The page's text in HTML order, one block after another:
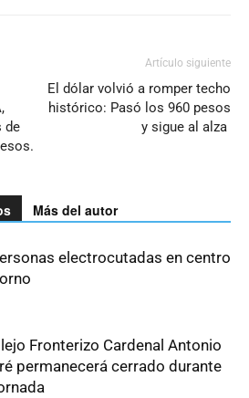
de
Artículo siguiente
El dólar volvió a romper techo
histórico: Pasó los 960 pesos
y sigue al alza
Más del autor
electrocutadas en centro
Fronterizo Cardenal Antonio
permanecerá cerrado durante